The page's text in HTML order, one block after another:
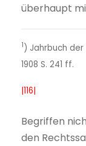
überhaupt
1) Jahrbuch
1908 S. 241 ff.
|116|
Begriffen
den